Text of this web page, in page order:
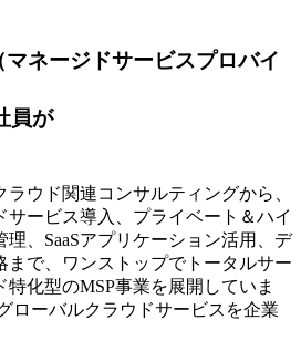
マネージドサービスプロバイ
員が
ウド関連コンサルティングから、
サービス導入、プライベート＆ハイ
、SaaSアプリケーション活用、デ
まで、ワンストップでトータルサー
特化型のMSP事業を展開していま
ローバルクラウドサービスを企業